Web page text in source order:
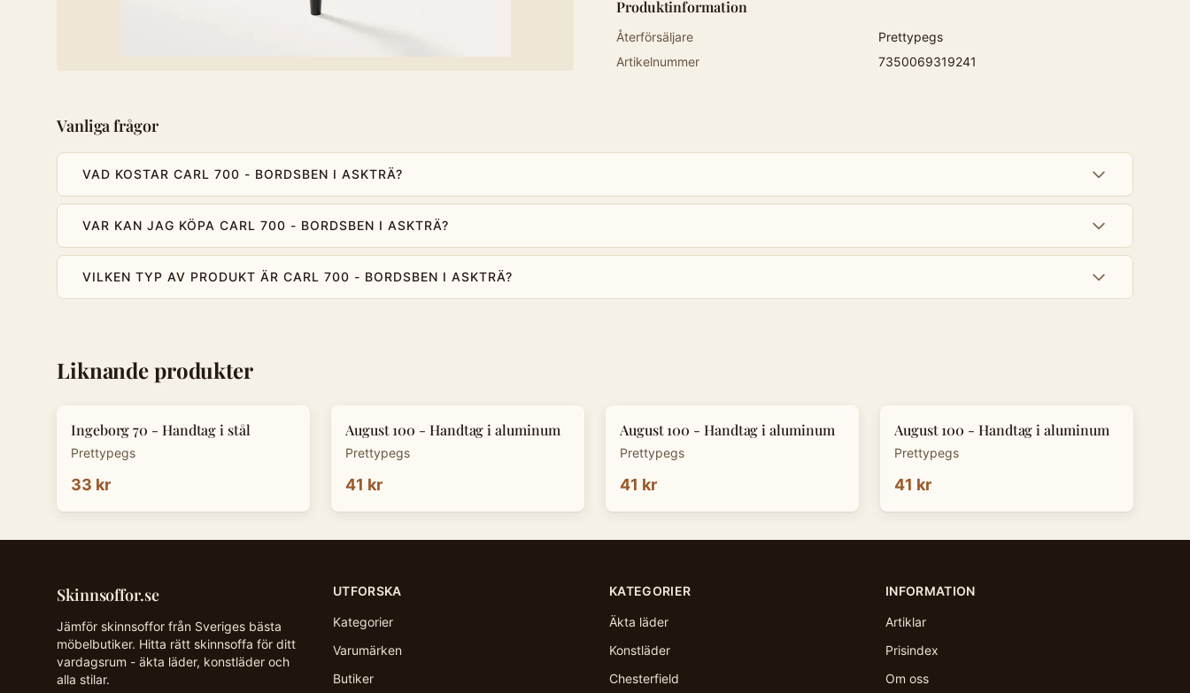
Produktinformation
Återförsäljare
Prettypegs
Artikelnummer
7350069319241
Vanliga frågor
VAD KOSTAR CARL 700 - BORDSBEN I ASKTRÄ?
VAR KAN JAG KÖPA CARL 700 - BORDSBEN I ASKTRÄ?
VILKEN TYP AV PRODUKT ÄR CARL 700 - BORDSBEN I ASKTRÄ?
Liknande produkter
Ingeborg 70 - Handtag i stål
Prettypegs
33 kr
August 100 - Handtag i aluminum
Prettypegs
41 kr
August 100 - Handtag i aluminum
Prettypegs
41 kr
August 100 - Handtag i aluminum
Prettypegs
41 kr
Skinnsoffor.se
Jämför skinnsoffor från Sveriges bästa
möbelbutiker. Hitta rätt skinnsoffa för ditt
vardagsrum - äkta läder, konstläder och
alla stilar.
UTFORSKA
Kategorier
Varumärken
Butiker
KATEGORIER
Äkta läder
Konstläder
Chesterfield
INFORMATION
Artiklar
Prisindex
Om oss